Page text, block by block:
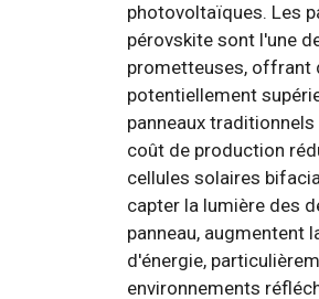
photovoltaïques. Les
pérovskite sont l'une
prometteuses, offrant
potentiellement
panneaux
coût de production
cellules solaires
capter la lumière des
panneau, augmentent
d'énergie,
environnements